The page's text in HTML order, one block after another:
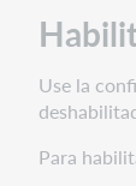
de
Use la
Para